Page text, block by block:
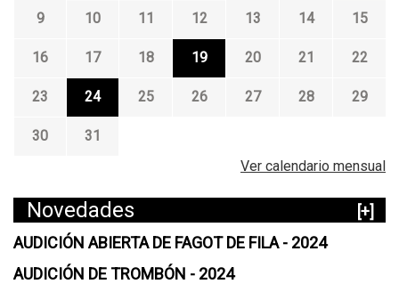
9 10 11 12 13 14 15
16 17 18 19 20 21 22
23 24 25 26 27 28 29
30
31
Ver calendario mensual
Novedades
[+]
AUDICIÓN ABIERTA DE FAGOT DE FILA - 2024
AUDICIÓN DE TROMBÓN - 2024